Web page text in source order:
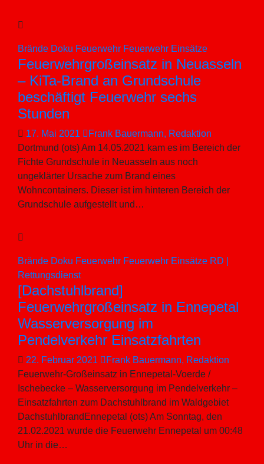
Brände Doku Feuerwehr Feuerwehr Einsätze
Feuerwehrgroßeinsatz in Neuasseln
– KiTa-Brand an Grundschule
beschäftigt Feuerwehr sechs
Stunden
17. Mai 2021
Frank Bauermann, Redaktion
Dortmund (ots) Am 14.05.2021 kam es im Bereich der
Fichte Grundschule in Neuasseln aus noch
ungeklärter Ursache zum Brand eines
Wohncontainers. Dieser ist im hinteren Bereich der
Grundschule aufgestellt und…
Brände Doku Feuerwehr Feuerwehr Einsätze RD |
Rettungsdienst
[Dachstuhlbrand]
Feuerwehrgroßeinsatz in Ennepetal
Wasserversorgung im
Pendelverkehr Einsatzfahrten
22. Februar 2021
Frank Bauermann, Redaktion
Feuerwehr-Großeinsatz in Ennepetal-Voerde /
Ischebecke – Wasserversorgung im Pendelverkehr –
Einsatzfahrten zum Dachstuhlbrand im Waldgebiet
DachstuhlbrandEnnepetal (ots) Am Sonntag, den
21.02.2021 wurde die Feuerwehr Ennepetal um 00:48
Uhr in die…